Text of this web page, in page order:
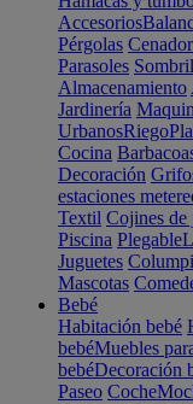
Accesorios
Pérgolas
Parasoles
Almacenamiento
Jardinería
UrbanosRiego
Cocina
Decoración
estaciones
Textil Cojines de
Piscina Plegable
Juguetes
Mascotas
Bebé
Habitación bebé
bebéMuebles
bebéDecoración
Paseo Coche